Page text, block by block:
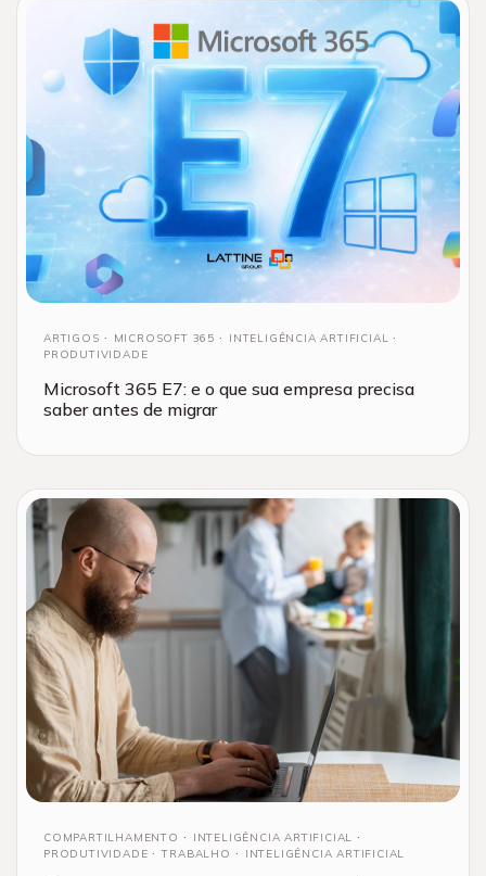
ARTIGOS MICROSOFT 365
INTELIGÊNCIA ARTIFICIAL
PRODUTIVIDADE
Microsoft 365 E7: e o que sua empresa precisa
saber antes de migrar
COMPARTILHAMENTO
INTELIGÊNCIA ARTIFICIAL
PRODUTIVIDADE
TRABALHO INTELIGÊNCIA ARTIFICIAL